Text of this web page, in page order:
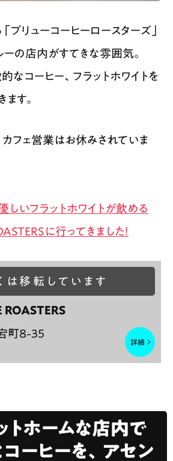
ブリューコーヒーロースターズ」
ーの店内がすてきな雰囲気。
なコーヒー、フラットホワイトを
ます。
フェ営業はお休みされていま
しいフラットホワイトが飲める
に行ってきました！
は移転しています
ROASTERS
町8-35
トホームな店内で
ーヒーを、アセン